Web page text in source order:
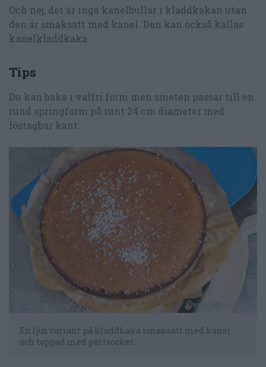
Och nej, det är inga kanelbullar i kladdkakan utan
den är smaksatt med kanel. Den kan också kallas
kanelkladdkaka.
Tips
Du kan baka i valfri form men smeten passar till en
rund springform på runt 24 cm diameter med
löstagbar kant.
En ljus variant på kladdkaka smaksatt med kanel
och toppad med pärlsocker.